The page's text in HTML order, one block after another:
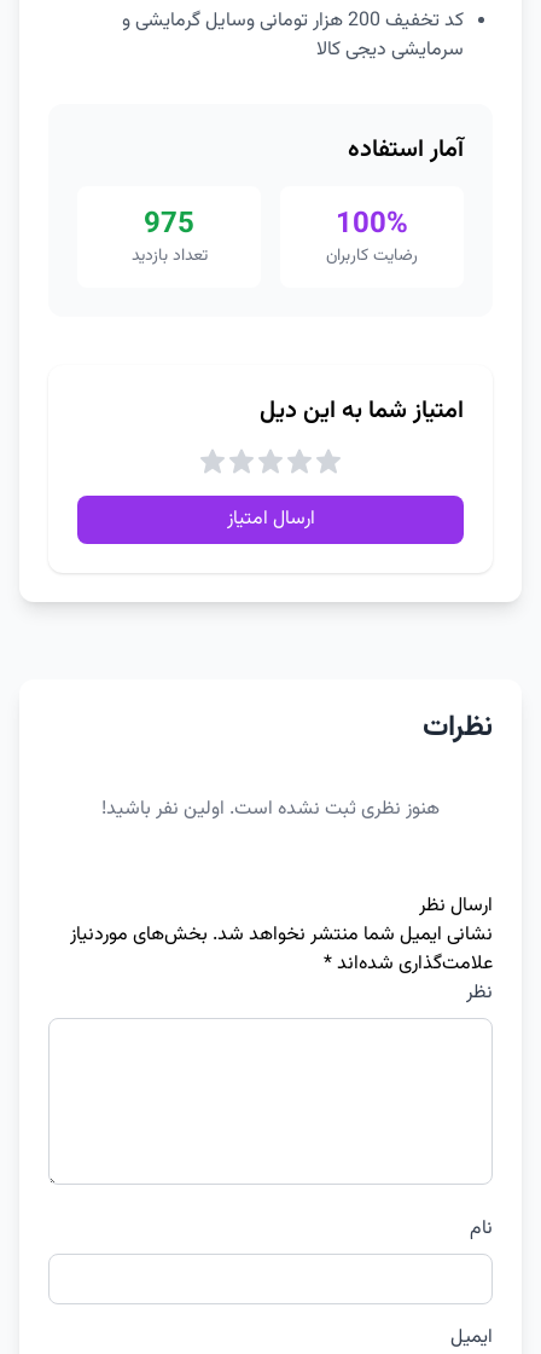
کد تخفیف 200 هزار تومانی وسایل گرمایشی و
سرمایشی دیجی کالا
آمار استفاده
100%
رضایت کاربران
975
تعداد بازدید
امتیاز شما به این دیل
ارسال امتیاز
نظرات
هنوز نظری ثبت نشده است. اولین نفر باشید!
ارسال نظر
نشانی ایمیل شما منتشر نخواهد شد. بخش‌های موردنیاز
علامت‌گذاری شده‌اند*
نظر
نام
ایمیل